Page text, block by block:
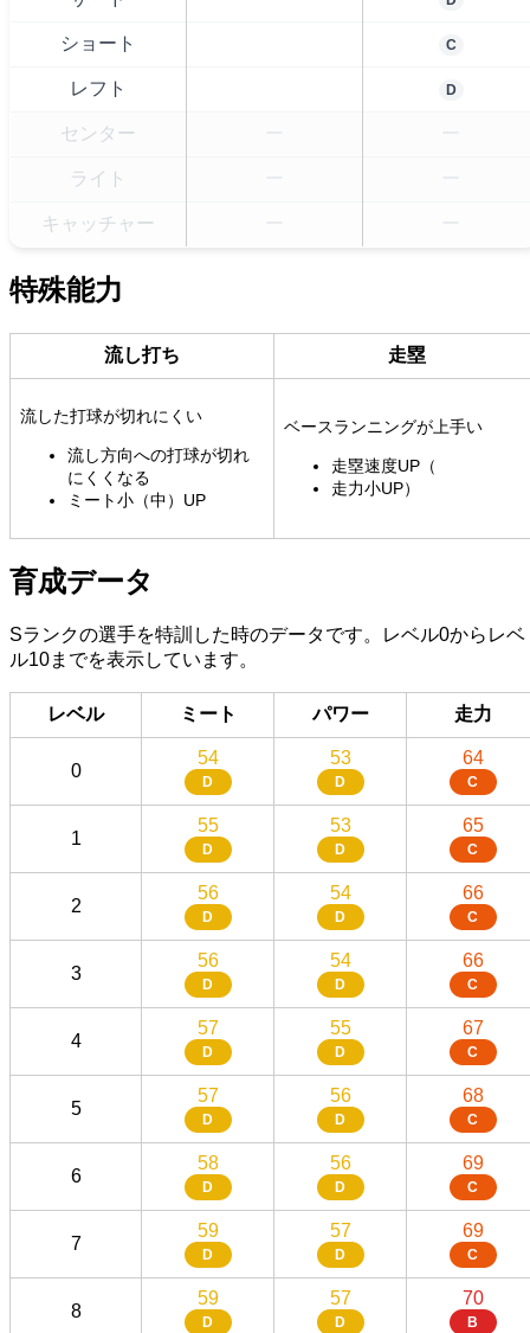
ショート C
レフト D
センター
ライト
キャッチャー
特殊能力
流し打ち 走塁
流した打球が切れにくい
流し方向への打球が切れ
にくくなる
ミート小（中）UP
ベースランニングが上手い
走塁速度UP（
走力小UP）
育成データ
Sランクの選手を特訓した時のデータです。レベル0からレベ
ル10までを表示しています。
レベル ミート パワー 走力
0
54
D
53
D
64
C
1
55
D
53
D
65
C
2
56
D
54
D
66
C
3
56
D
54
D
66
C
4
57
D
55
D
67
C
5
57
D
56
D
68
C
6
58
D
56
D
69
C
7
59
D
57
D
69
C
8
59
D
57
D
70
B